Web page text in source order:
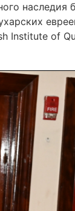
наследия
Institute of